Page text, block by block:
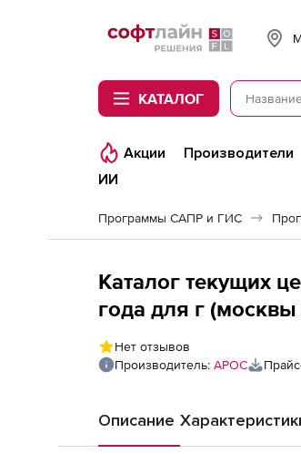
Softline
КАТАЛОГ
Акции Производители
ИИ
Программы САПР и ГИС
Каталог текущих
года для г
Лидер, ООО
последующие
Нет отзывов
Производитель: АРОС
Описание